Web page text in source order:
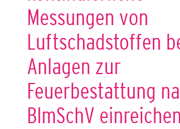
Messungen von
Luftschadstoffen
Anlagen zur
Feuerbestattung
BImSchV einreichen